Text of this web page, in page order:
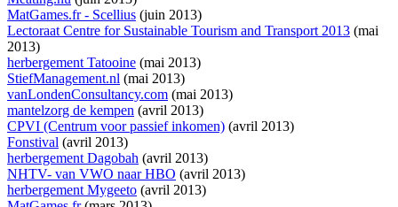
MatGames.fr - Scellius (juin 2013)
Lectoraat Centre for Sustainable Tourism and Transport 2013 (mai
2013)
herbergement Tatooine (mai 2013)
StiefManagement.nl (mai 2013)
vanLondenConsultancy.com (mai 2013)
mantelzorg de kempen (avril 2013)
CPVI (Centrum voor passief inkomen) (avril 2013)
Fonstival (avril 2013)
herbergement Dagobah (avril 2013)
NHTV- van VWO naar HBO (avril 2013)
herbergement Mygeeto (avril 2013)